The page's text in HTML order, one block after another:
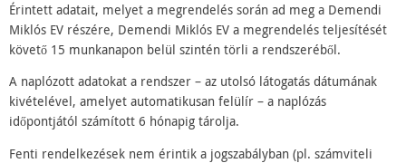
Érintett adatait, melyet a megrendelés során ad meg a Demendi
Miklós EV részére, Demendi Miklós EV a megrendelés teljesítését
követő 15 munkanapon belül szintén törli a rendszeréből.
A naplózott adatokat a rendszer – az utolsó látogatás dátumának
kivételével, amelyet automatikusan felülír – a naplózás
időpontjától számított 6 hónapig tárolja.
Fenti rendelkezések nem érintik a jogszabályban (pl. számviteli